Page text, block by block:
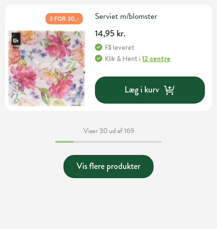
3 FOR 30,- Serviet m/blomster
14,95 kr.
Få leveret
Klik & Hent i12 centre
Læg i kurv
Viser 30 ud af 169
Vis flere produkter